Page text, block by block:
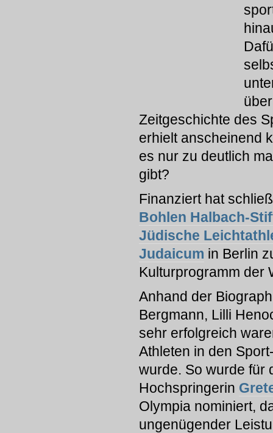
Zeitgeschichte des
erhielt anscheinend
es nur zu deutlich
gibt?
Finanziert hat
Bohlen Halbach-
Jüdische
Judaicum in Berlin
Kulturprogramm der
Anhand der
Bergmann, Lilli
sehr erfolgreich
Athleten in den
wurde. So wurde für
Hochspringerin
Olympia nominiert,
ungenügender